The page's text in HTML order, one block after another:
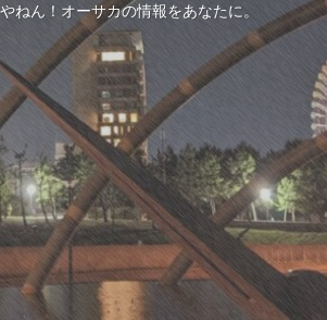
ねん！オーサカの情報をあなたに。